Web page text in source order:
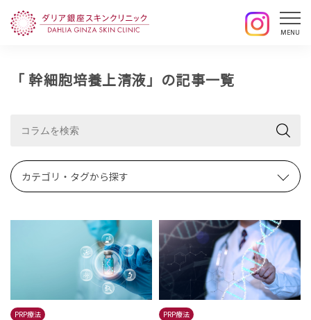
「 幹細胞培養上清液」の記事一覧
カテゴリ・タグから探す
PRP療法 PRP療法